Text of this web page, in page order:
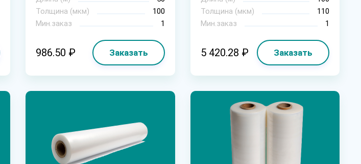
Толщина (мкм)
100
Мин.заказ
1
986.50 ₽ Заказать
Толщина (мкм)
110
Мин.заказ
1
5 420.28 ₽ Заказать